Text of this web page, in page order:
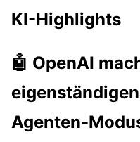
KI-Highlights
🤖 OpenAI
Agenten-